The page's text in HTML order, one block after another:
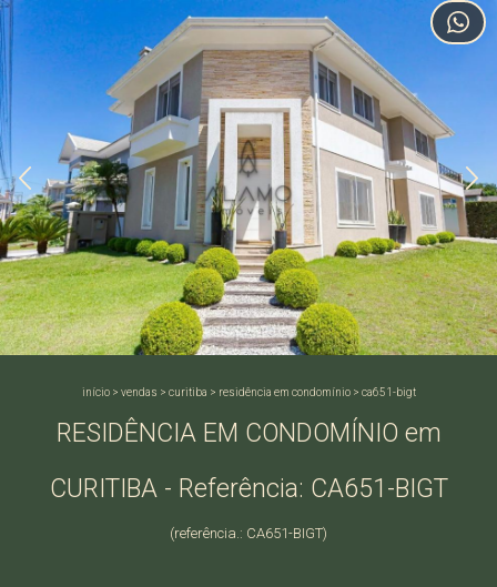
início> vendas > curitiba > residência em condomínio> ca651-bigt
RESIDÊNCIA EM CONDOMÍNIO em
CURITIBA - Referência: CA651-BIGT
(referência.: CA651-BIGT)